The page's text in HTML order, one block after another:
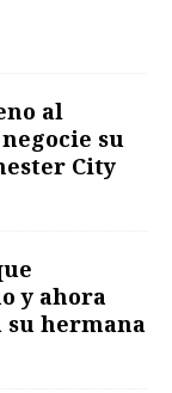
al
su
City
y ahora
su hermana